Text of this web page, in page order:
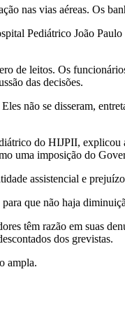
nas vias aéreas. Os
Pediátrico João
de leitos. Os
das decisões.
não se disseram,
do HIJPII, explicou
uma imposição do
assistencial e
que não haja
têm razão em suas
dos grevistas.
ampla.